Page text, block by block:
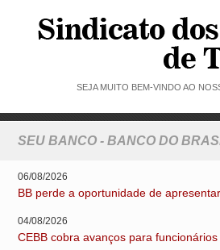
SEJA MUITO BEM-VINDO AO
SEU BANCO - BANCO DO
06/08/2026
BB perde a oportunidade de
04/08/2026
CEBB cobra avanços para